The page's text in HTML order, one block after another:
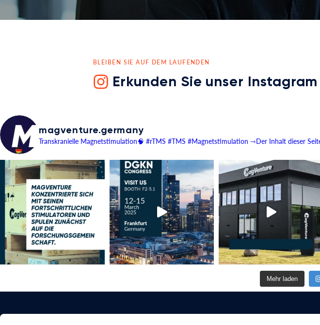
BLEIBEN SIE AUF DEM LAUFENDEN
Erkunden Sie unser Instagram
magventure.germany
Transkranielle Magnetstimulation🧠 #rTMS #TMS #Magnetstimulation ⇾Der Inhalt dieser
Mehr laden